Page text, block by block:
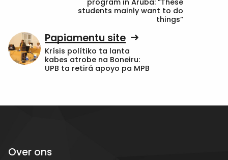
students mainly want to do
things”
Papiamentu site
Krísis polítiko ta lanta
kabes atrobe na Boneiru:
UPB ta retirá apoyo pa MPB
Over ons